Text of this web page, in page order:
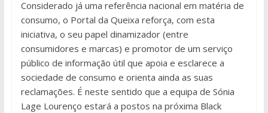
Considerado já uma referência nacional em matéria de
consumo, o Portal da Queixa reforça, com esta
iniciativa, o seu papel dinamizador (entre
consumidores e marcas) e promotor de um serviço
público de informação útil que apoia e esclarece a
sociedade de consumo e orienta ainda as suas
reclamações. É neste sentido que a equipa de Sónia
Lage Lourenço estará a postos na próxima Black